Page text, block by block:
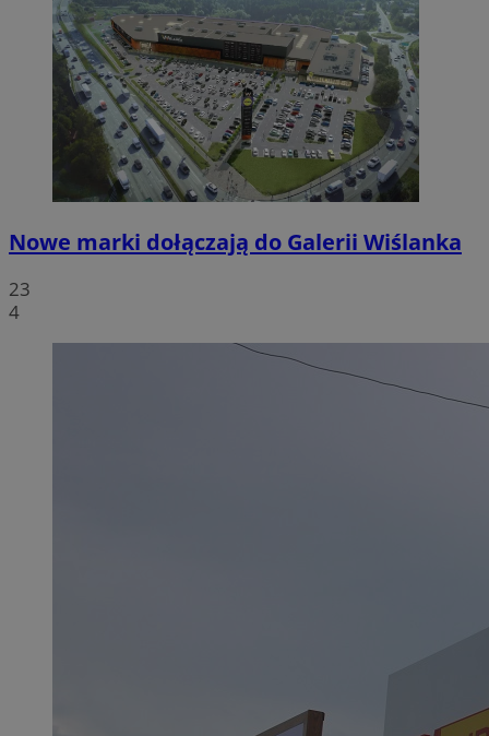
Nowe marki dołączają do Galerii Wiślanka
23
4